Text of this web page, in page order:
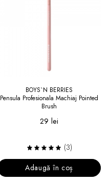
BOYS`N BERRIES
Pensula Profesionala Machiaj Pointed
Brush
29 lei
(3)
Adaugă în coș